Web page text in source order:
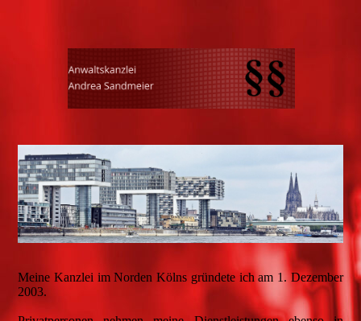
Meine Kanzlei im Norden Kölns gründete ich am 1. Dezember
2003.